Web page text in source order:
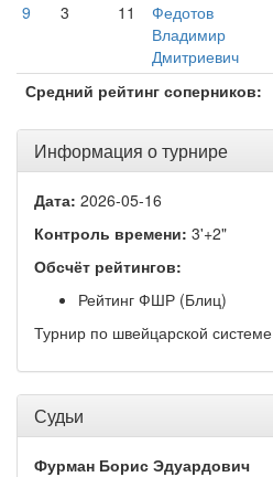
9 3 11
Федотов
Владимир
Дмитриевич
Средний рейтинг соперников:
Информация о турнире
Дата: 2026-05-16
Контроль времени: 3'+2"
Обсчёт рейтингов:
Рейтинг ФШР (Блиц)
Турнир по швейцарской системе
Судьи
Фурман Борис Эдуардович